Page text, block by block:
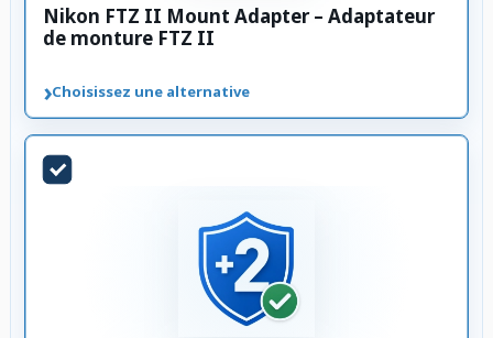
Nikon FTZ II Mount Adapter – Adaptateur
de monture FTZ II
›Choisissez une alternative